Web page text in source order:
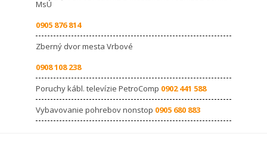
MsÚ
0905 876 814
Zberný dvor mesta Vrbové
0908 108 238
Poruchy kábl. televízie PetroComp 0902 441 588
Vybavovanie pohrebov nonstop 0905 680 883